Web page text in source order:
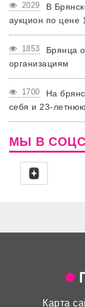
2029
В
аукцион по цене
1853
Брянца
организациям
1700
На
себя и 23-
МЫ В
Карта